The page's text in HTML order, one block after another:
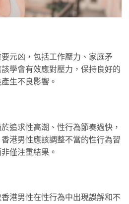
元凶，包括工作壓力、家庭矛
學會有效應對壓力，保持良好的
生不良影響。
追求性高潮、性行為節奏過快，
港男性應該調整不當的性行為習
僅注重結果。
港男性在性行為中出現誤解和不